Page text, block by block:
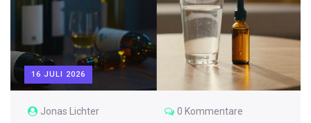
16 JULI 2026
Jonas Lichter 0 Kommentare